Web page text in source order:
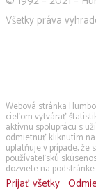
Všetky práva
Webová stránka
cieľom vytvárať
aktívnu spoluprácu s
odmietnuť kliknutím
uplatňuje v prípade,
používateľskú
dozviete na podstránke
Prijať všetky